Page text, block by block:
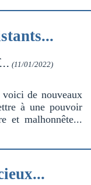
(11/01/2022)
de nouveaux
à une pouvoir
et malhonnête...